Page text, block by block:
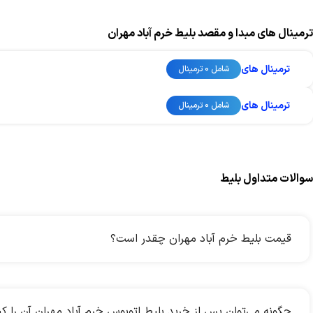
ترمینال های مبدا و مقصد بلیط خرم آباد مهران
ترمینال های شامل 0 ترمینال
ترمینال های شامل 0 ترمینال
سوالات متداول بلیط
قیمت بلیط خرم آباد مهران چقدر است؟